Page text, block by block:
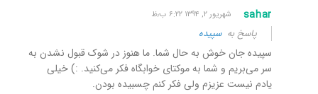
sahar شهریور ۲, ۱۳۹۴ ۶:۲۲ ب٫ظ
پاسخ بهسپیده
سپیده جان خوش به حال شما. ما هنوز در شوک قبول نشدن به
سر می‌بریم و شما به موکتای خوابگاه فکر می‌کنید. :) خیلی
یادم نیست عزیزم ولی فکر کنم چسبیده بودن.